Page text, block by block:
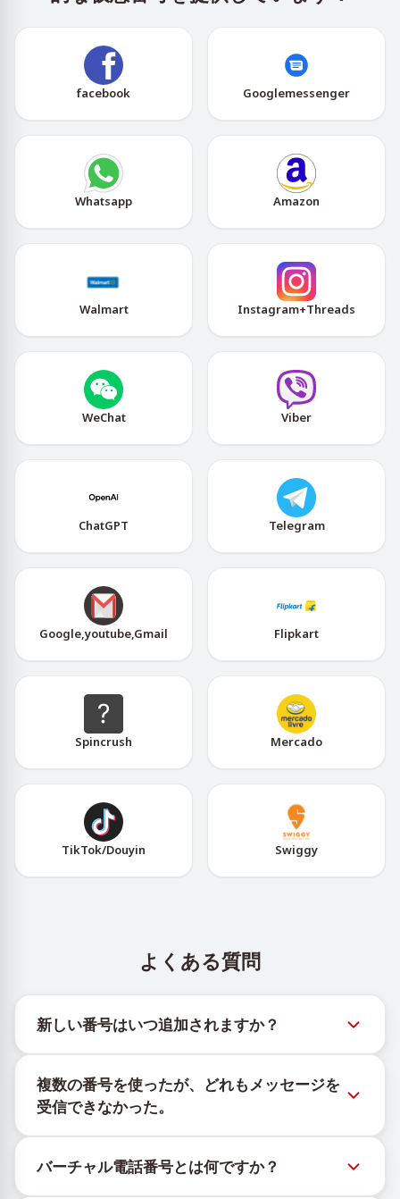
facebook Googlemessenger
Whatsapp Amazon
Walmart Instagram+Threads
WeChat Viber
ChatGPT Telegram
Google,youtube,Gmail Flipkart
Spincrush Mercado
TikTok/Douyin Swiggy
よくある質問
新しい番号はいつ追加されますか？
@TigerSMSofficial_bot で確認できます。このチャン
ネルは最新の番号在庫にアクセスできるよう、タイム
リーな更新を提供します。
複数の番号を使ったが、どれもメッセージを
受信できなかった。
ことはできません。サービスのアルゴリズムにより、
一時的な番号へのメッセージ配信がさまざまな理由で
バーチャル電話番号とは何ですか？